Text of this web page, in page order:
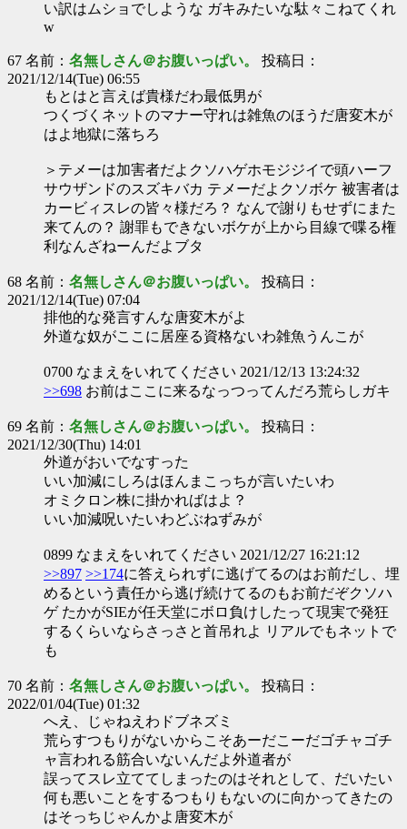
い訳はムショでしような ガキみたいな駄々こねてくれ
w
67 名前： 名無しさん＠お腹いっぱい。 投稿日：
2021/12/14(Tue) 06:55
もとはと言えば貴様だわ最低男が
つくづくネットのマナー守れは雑魚のほうだ唐変木が
はよ地獄に落ちろ
＞テメーは加害者だよクソハゲホモジジイで頭ハーフ
サウザンドのスズキバカ テメーだよクソボケ 被害者は
カービィスレの皆々様だろ？ なんで謝りもせずにまた
来てんの？ 謝罪もできないボケが上から目線で喋る権
利なんざねーんだよブタ
68 名前： 名無しさん＠お腹いっぱい。 投稿日：
2021/12/14(Tue) 07:04
排他的な発言すんな唐変木がよ
外道な奴がここに居座る資格ないわ雑魚うんこが
0700 なまえをいれてください 2021/12/13 13:24:32
>>698 お前はここに来るなっつってんだろ荒らしガキ
69 名前： 名無しさん＠お腹いっぱい。 投稿日：
2021/12/30(Thu) 14:01
外道がおいでなすった
いい加減にしろはほんまこっちが言いたいわ
オミクロン株に掛かればはよ？
いい加減呪いたいわどぶねずみが
0899 なまえをいれてください 2021/12/27 16:21:12
>>897 >>174に答えられずに逃げてるのはお前だし、埋
めるという責任から逃げ続けてるのもお前だぞクソハ
ゲ たかがSIEが任天堂にボロ負けしたって現実で発狂
するくらいならさっさと首吊れよ リアルでもネットで
も
70 名前： 名無しさん＠お腹いっぱい。 投稿日：
2022/01/04(Tue) 01:32
へえ、じゃねえわドブネズミ
荒らすつもりがないからこそあーだこーだゴチャゴチ
ャ言われる筋合いないんだよ外道者が
誤ってスレ立ててしまったのはそれとして、だいたい
何も悪いことをするつもりもないのに向かってきたの
はそっちじゃんかよ唐変木が